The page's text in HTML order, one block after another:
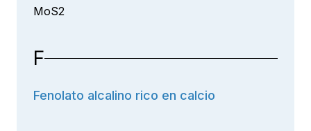
MoS2
F
Fenolato alcalino rico en calcio